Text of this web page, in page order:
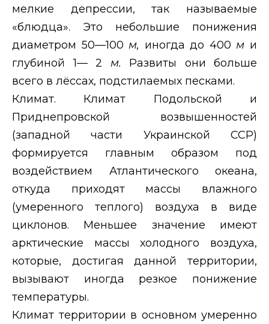
мелкие депрессии, так называемые
«блюдца». Это небольшие понижения
диаметром 50—100 м, иногда до 400 м и
глубиной 1— 2 м. Развиты они больше
всего в лёссах, подстилаемых песками.
Климат. Климат Подольской и
Приднепровской возвышенностей
(западной части Украинской ССР)
формируется главным образом под
воздействием Атлантического океана,
откуда приходят массы влажного
(умеренного теплого) воздуха в виде
циклонов. Меньшее значение имеют
арктические массы холодного воздуха,
которые, достигая данной территории,
вызывают иногда резкое понижение
температуры.
Климат территории в основном умеренно